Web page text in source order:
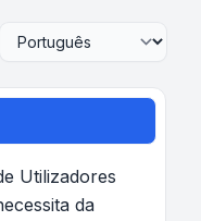
Utilizadores
da